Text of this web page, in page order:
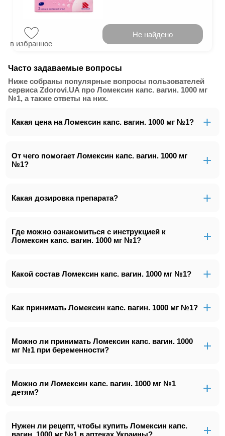
в избранное
Не найдено
Часто задаваемые вопросы
Ниже собраны популярные вопросы пользователей
сервиса Zdorovi.UA про Ломексин капс. вагин. 1000 мг
№1, а также ответы на них.
Какая цена на Ломексин капс. вагин. 1000 мг №1?
От чего помогает Ломексин капс. вагин. 1000 мг
№1?
Какая дозировка препарата?
Где можно ознакомиться с инструкцией к
Ломексин капс. вагин. 1000 мг №1?
Какой состав Ломексин капс. вагин. 1000 мг №1?
Как принимать Ломексин капс. вагин. 1000 мг №1?
Можно ли принимать Ломексин капс. вагин. 1000
мг №1 при беременности?
Можно ли Ломексин капс. вагин. 1000 мг №1
детям?
Нужен ли рецепт, чтобы купить Ломексин капс.